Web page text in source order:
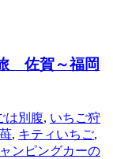
佐賀～福岡
は別腹, いちご狩
, キティいちご,
ンピングカーの